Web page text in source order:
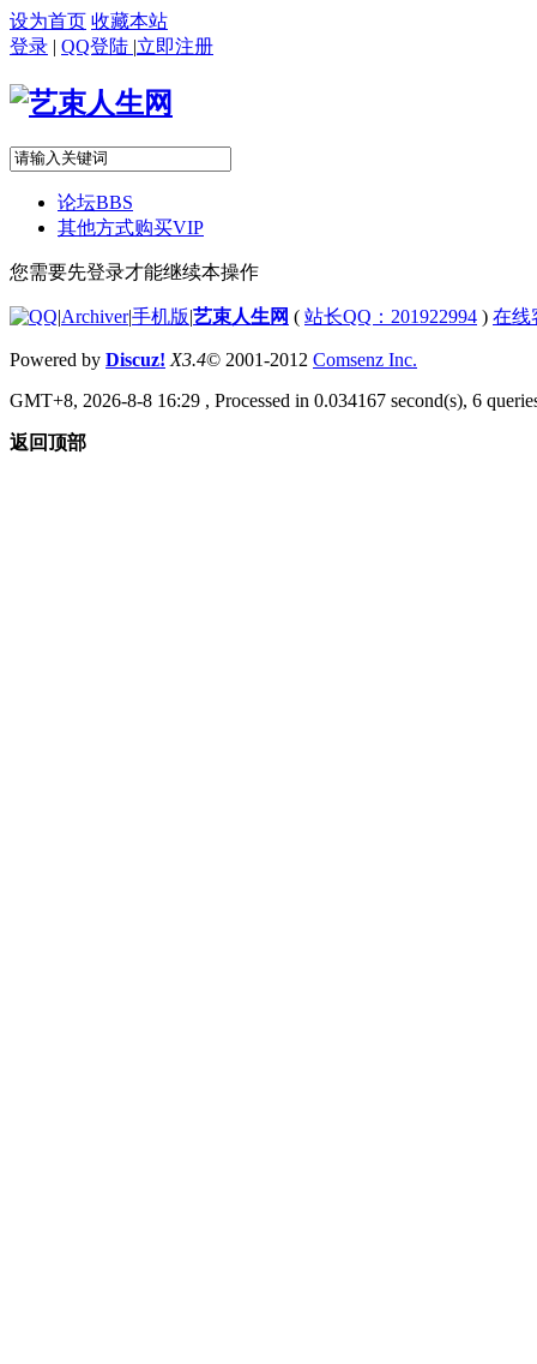
设为首页 收藏本站
登录 | QQ登陆 |立即注册
论坛BBS
其他方式购买VIP
您需要先登录才能继续本操作
|Archiver|手机版|艺束人生网 ( 站长QQ：201922994 ) 在线
Powered by Discuz! X3.4© 2001-2012 Comsenz Inc.
GMT+8, 2026-8-8 16:29 , Processed in 0.034167 second(s), 6
返回顶部